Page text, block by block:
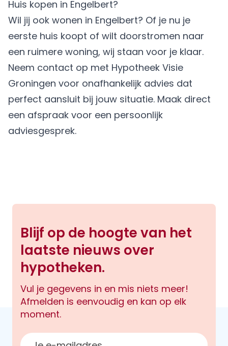
Huis kopen in Engelbert?
Wil jij ook wonen in Engelbert? Of je nu je
eerste huis koopt of wilt doorstromen naar
een ruimere woning, wij staan voor je klaar.
Neem contact op met Hypotheek Visie
Groningen voor onafhankelijk advies dat
perfect aansluit bij jouw situatie. Maak direct
een afspraak voor een persoonlijk
adviesgesprek.
Blijf op de hoogte van het
laatste nieuws over
hypotheken.
Vul je gegevens in en mis niets meer!
Afmelden is eenvoudig en kan op elk
moment.
E-mailadres